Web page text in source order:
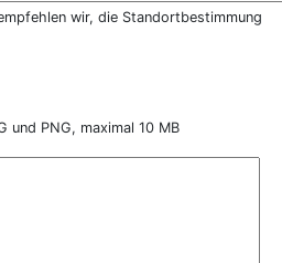
wir, die Standortbestimmung
und PNG, maximal 10 MB